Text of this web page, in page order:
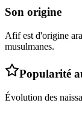
Son origine
Afif est d'origine
musulmanes.
Popularité
Évolution des